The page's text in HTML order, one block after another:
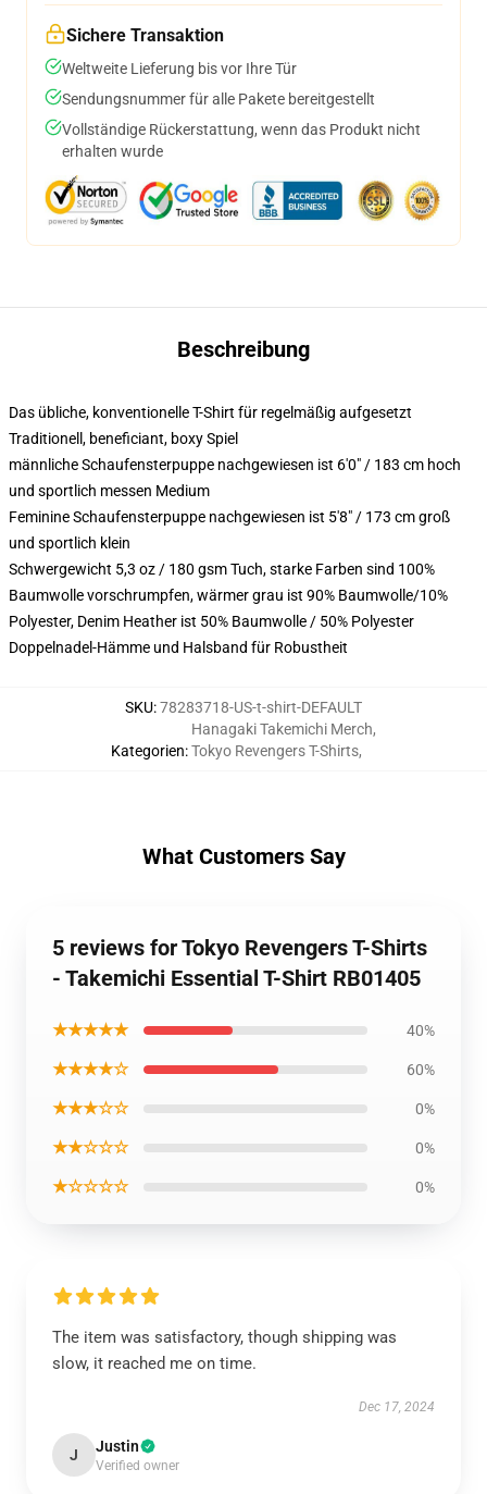
Sichere Transaktion
Weltweite Lieferung bis vor Ihre Tür
Sendungsnummer für alle Pakete bereitgestellt
Vollständige Rückerstattung, wenn das Produkt nicht
erhalten wurde
Beschreibung
Das übliche, konventionelle T-Shirt für regelmäßig aufgesetzt
Traditionell, beneficiant, boxy Spiel
männliche Schaufensterpuppe nachgewiesen ist 6'0" / 183 cm hoch
und sportlich messen Medium
Feminine Schaufensterpuppe nachgewiesen ist 5'8" / 173 cm groß
und sportlich klein
Schwergewicht 5,3 oz / 180 gsm Tuch, starke Farben sind 100%
Baumwolle vorschrumpfen, wärmer grau ist 90% Baumwolle/10%
Polyester, Denim Heather ist 50% Baumwolle / 50% Polyester
Doppelnadel-Hämme und Halsband für Robustheit
SKU:78283718-US-t-shirt-DEFAULT
Kategorien:
Hanagaki Takemichi Merch,
Tokyo Revengers T-Shirts,
What Customers Say
5 reviews for Tokyo Revengers T-Shirts
- Takemichi Essential T-Shirt RB01405
★★★★★ 40%
★★★★☆ 60%
★★★☆☆ 0%
★★☆☆☆ 0%
★☆☆☆☆ 0%
The item was satisfactory, though shipping was
slow, it reached me on time.
Dec 17, 2024
J Justin
Verified owner